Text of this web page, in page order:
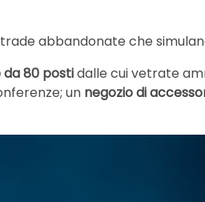
abbandonate che
80 postidalle cui vetrate
un negozio di